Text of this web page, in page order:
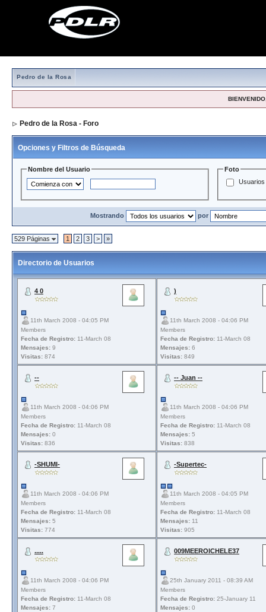
Pedro de la Rosa
Pedro de la Rosa - Foro
Opciones y Filtros de Búsqueda
Nombre del Usuario
Foto
Usuarios
Mostrando por
529 Páginas 1 2 3 > »
Directorio de Usuarios
4 0
11th March 2008 - 04:05 PM
Members
Fecha de Registro: 11-March 08
Mensajes: 9
Visitas: 874
)
11th March 2008 - 04:06 PM
Members
Fecha de Registro: 11-March 08
Mensajes: 6
Visitas: 849
--
11th March 2008 - 04:06 PM
Members
Fecha de Registro: 11-March 08
Mensajes: 0
Visitas: 836
-- Juan --
11th March 2008 - 04:06 PM
Members
Fecha de Registro: 11-March 08
Mensajes: 5
Visitas: 838
-SHUMI-
11th March 2008 - 04:06 PM
Members
Fecha de Registro: 11-March 08
Mensajes: 5
Visitas: 774
-Supertec-
11th March 2008 - 04:05 PM
Members
Fecha de Registro: 11-March 08
Mensajes: 11
Visitas: 905
.....
11th March 2008 - 04:06 PM
Members
Fecha de Registro: 11-March 08
Mensajes: 7
009MEEROICHELE37
25th January 2011 - 08:39 AM
Members
Fecha de Registro: 25-January 11
Mensajes: 0